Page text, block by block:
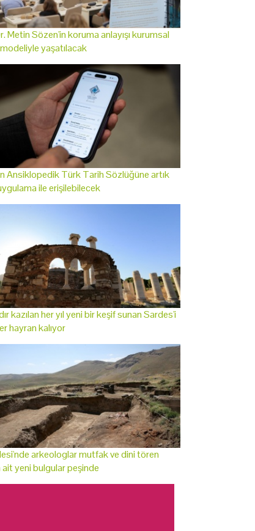
Metin Sözen'in koruma anlayışı kurumsal
yaşatılacak
Ansiklopedik Türk Tarih Sözlüğüne artık
ile erişilebilecek
kazılan her yıl yeni bir keşif sunan Sardes'i
hayran kalıyor
arkeologlar mutfak ve dini tören
ait yeni bulgular peşinde